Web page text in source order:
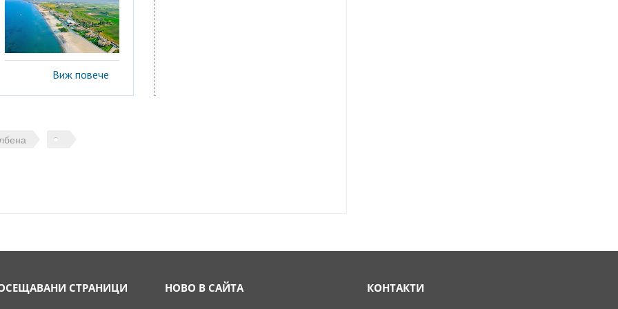
Виж повече
СТРАНИЦИ НОВО В САЙТА КОНТАКТИ